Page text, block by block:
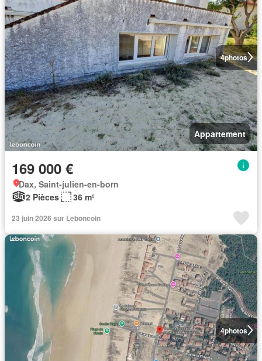
4photos
Appartement
169 000 €
Dax, Saint-julien-en-born
2 Pièces
36 m²
23 juin 2026 sur Leboncoin
4photos